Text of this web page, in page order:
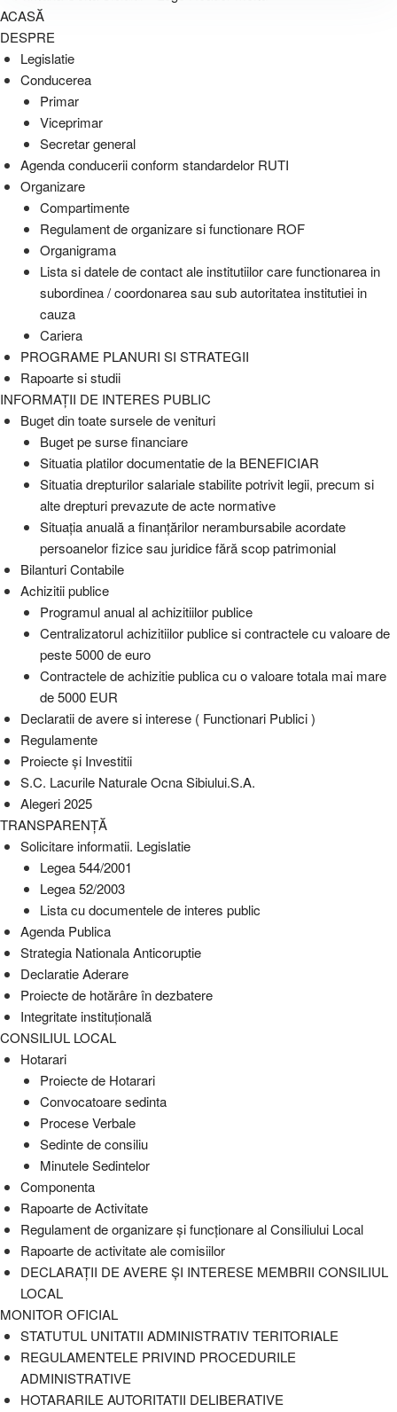
ACASĂ
DESPRE
Legislatie
Conducerea
Primar
Viceprimar
Secretar general
Agenda conducerii conform standardelor RUTI
Organizare
Compartimente
Regulament de organizare si functionare ROF
Organigrama
Lista si datele de contact ale institutiilor care functionarea in
subordinea / coordonarea sau sub autoritatea institutiei in
cauza
Cariera
PROGRAME PLANURI SI STRATEGII
Rapoarte si studii
INFORMAȚII DE INTERES PUBLIC
Buget din toate sursele de venituri
Buget pe surse financiare
Situatia platilor documentatie de la BENEFICIAR
Situatia drepturilor salariale stabilite potrivit legii, precum si
alte drepturi prevazute de acte normative
Situaţia anuală a finanţărilor nerambursabile acordate
persoanelor fizice sau juridice fără scop patrimonial
Bilanturi Contabile
Achizitii publice
Programul anual al achizitiilor publice
Centralizatorul achizitiilor publice si contractele cu valoare de
peste 5000 de euro
Contractele de achizitie publica cu o valoare totala mai mare
de 5000 EUR
Declaratii de avere si interese ( Functionari Publici )
Regulamente
Proiecte și Investitii
S.C. Lacurile Naturale Ocna Sibiului.S.A.
Alegeri 2025
TRANSPARENȚĂ
Solicitare informatii. Legislatie
Legea 544/2001
Legea 52/2003
Lista cu documentele de interes public
Agenda Publica
Strategia Nationala Anticoruptie
Declaratie Aderare
Proiecte de hotărâre în dezbatere
Integritate instituțională
CONSILIUL LOCAL
Hotarari
Proiecte de Hotarari
Convocatoare sedinta
Procese Verbale
Sedinte de consiliu
Minutele Sedintelor
Componenta
Rapoarte de Activitate
Regulament de organizare și funcționare al Consiliului Local
Rapoarte de activitate ale comisiilor
DECLARAȚII DE AVERE ȘI INTERESE MEMBRII CONSILIUL
LOCAL
MONITOR OFICIAL
STATUTUL UNITATII ADMINISTRATIV TERITORIALE
REGULAMENTELE PRIVIND PROCEDURILE
ADMINISTRATIVE
HOTARARILE AUTORITATII DELIBERATIVE